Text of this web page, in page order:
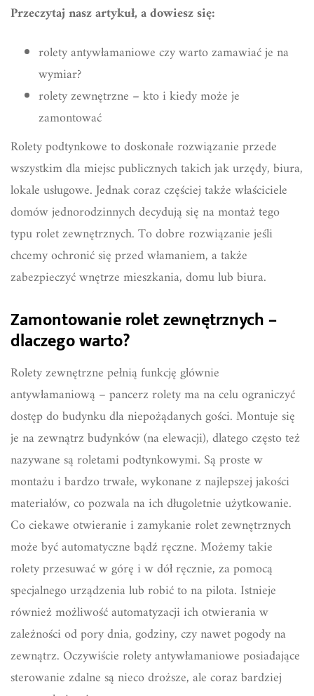
Przeczytaj nasz artykuł, a dowiesz się:
rolety antywłamaniowe czy warto zamawiać je na
wymiar?
rolety zewnętrzne – kto i kiedy może je
zamontować
Rolety podtynkowe to doskonałe rozwiązanie przede
wszystkim dla miejsc publicznych takich jak urzędy, biura,
lokale usługowe. Jednak coraz częściej także właściciele
domów jednorodzinnych decydują się na montaż tego
typu rolet zewnętrznych. To dobre rozwiązanie jeśli
chcemy ochronić się przed włamaniem, a także
zabezpieczyć wnętrze mieszkania, domu lub biura.
Zamontowanie rolet zewnętrznych –
dlaczego warto?
Rolety zewnętrzne pełnią funkcję głównie
antywłamaniową – pancerz rolety ma na celu ograniczyć
dostęp do budynku dla niepożądanych gości. Montuje się
je na zewnątrz budynków (na elewacji), dlatego często też
nazywane są roletami podtynkowymi. Są proste w
montażu i bardzo trwałe, wykonane z najlepszej jakości
materiałów, co pozwala na ich długoletnie użytkowanie.
Co ciekawe otwieranie i zamykanie rolet zewnętrznych
może być automatyczne bądź ręczne. Możemy takie
rolety przesuwać w górę i w dół ręcznie, za pomocą
specjalnego urządzenia lub robić to na pilota. Istnieje
również możliwość automatyzacji ich otwierania w
zależności od pory dnia, godziny, czy nawet pogody na
zewnątrz. Oczywiście rolety antywłamaniowe posiadające
sterowanie zdalne są nieco droższe, ale coraz bardziej